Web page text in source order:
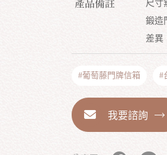
尺寸
鍛造
差異
#葡萄藤門牌信箱 #
我要諮詢